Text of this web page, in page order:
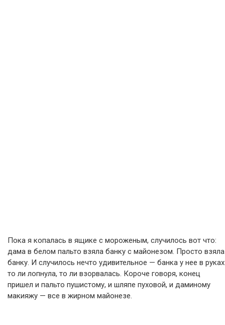
Пока я копалась в ящике с мороженым, случилось вот что:
дама в белом пальто взяла банку с майонезом. Просто взяла
банку. И случилось нечто удивительное — банка у нее в руках
то ли лопнула, то ли взорвалась. Короче говоря, конец
пришел и пальто пушистому, и шляпе пуховой, и даминому
макияжу — все в жирном майонезе.